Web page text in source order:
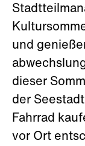
und
dieser
der
Fahrrad
vor Ort